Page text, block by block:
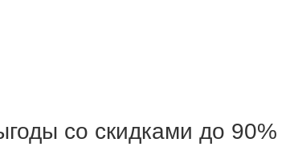
со скидками до 90%